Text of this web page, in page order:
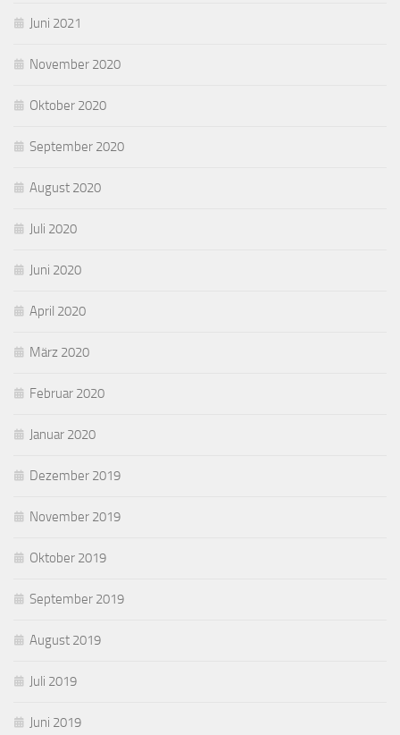
Juni 2021
November 2020
Oktober 2020
September 2020
August 2020
Juli 2020
Juni 2020
April 2020
März 2020
Februar 2020
Januar 2020
Dezember 2019
November 2019
Oktober 2019
September 2019
August 2019
Juli 2019
Juni 2019